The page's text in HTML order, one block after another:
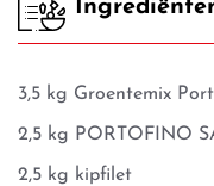
3,5 kg Groentemix
2,5 kg PORTOFINO
2,5 kg kipfilet